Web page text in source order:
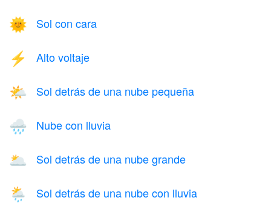
🌞 Sol con cara
⚡ Alto voltaje
🌤️ Sol detrás de una nube pequeña
🌧️ Nube con lluvia
🌥️ Sol detrás de una nube grande
🌦️ Sol detrás de una nube con lluvia